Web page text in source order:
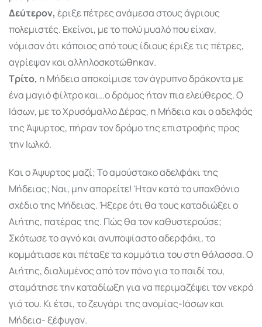
Δεύτερον, έριξε πέτρες ανάμεσα στους άγριους
πολεμιστές. Εκείνοι, με το πολύ μυαλό που είχαν,
νόμισαν ότι κάποιος από τους ίδιους έριξε τις πέτρες,
αγρίεψαν και αλληλοσκοτώθηκαν.
Τρίτο, η Μήδεια αποκοίμισε τον άγρυπνο δράκοντα με
ένα μαγιό φίλτρο και…ο δρόμος ήταν πια ελεύθερος. Ο
Ιάσων, με το Χρυσόμαλλο Δέρας, η Μήδεια και ο αδελφός
της Άψυρτος, πήραν τον δρόμο της επιστροφής προς
την Ιωλκό.
Και ο Άψυρτος μαζί; Το αμούστακο αδελφάκι της
Μήδειας; Ναι, μην απορείτε! Ήταν κατά το υποχθόνιο
σχέδιο της Μήδειας. Ήξερε ότι θα τους καταδιώξει ο
Αιήτης, πατέρας της. Πώς θα τον καθυστερούσε;
Σκότωσε το αγνό και ανυποψίαστο αδερφάκι, το
κομμάτιασε και πέταξε τα κομμάτια του στη θάλασσα. Ο
Αιήτης, διαλυμένος από τον πόνο για το παιδί του,
σταμάτησε την καταδίωξη για να περιμαζέψει τον νεκρό
γιό του. Κι έτσι, το ζευγάρι της ανομίας-Ιάσων και
Μήδεια- ξέφυγαν.